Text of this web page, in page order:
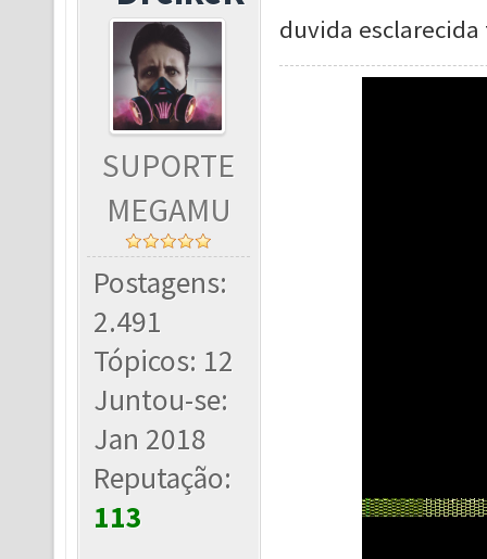
SUPORTE
MEGAMU
Postagens:
2.491
Tópicos: 12
Juntou-se:
Jan 2018
Reputação:
113
duvida